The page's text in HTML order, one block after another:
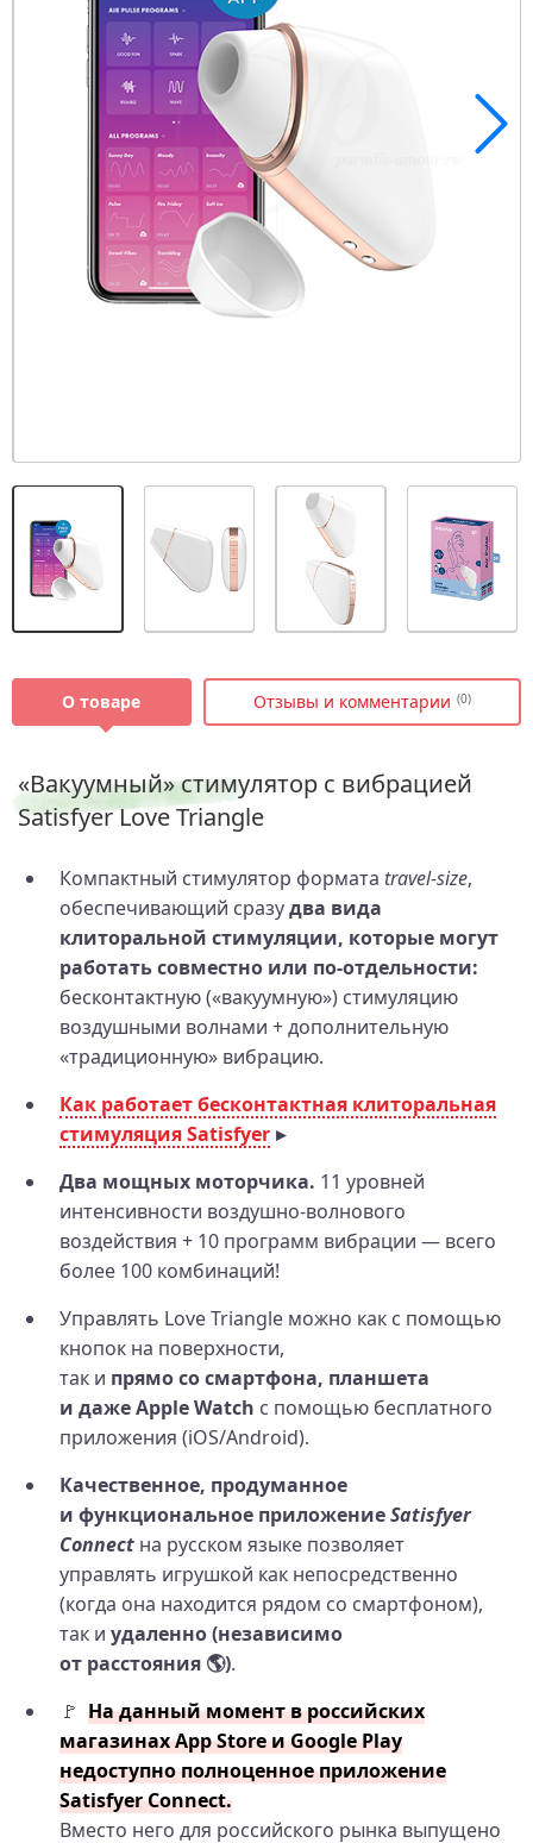
О товаре Отзывы и комментарии (0)
«Вакуумный» стимулятор с вибрацией
Satisfyer Love Triangle
Компактный стимулятор формата travel‑size,
обеспечивающий сразудва вида
клиторальной стимуляции, которые могут
работать совместно или по‑отдельности:
бесконтактную («вакуумную») стимуляцию
воздушными волнами + дополнительную
«традиционную» вибрацию.
Как работает бесконтактная клиторальная
стимуляция Satisfyer
Два мощных моторчика. 11 уровней
интенсивности воздушно‑волнового
воздействия + 10 программ вибрации — всего
более 100 комбинаций!
Управлять Love Triangle можно как с помощью
кнопок на поверхности,
так и прямо со смартфона, планшета
и даже Apple Watch с помощью бесплатного
приложения (iOS/Android).
Качественное, продуманное
и функциональное приложениеSatisfyer
Connect на русском языке позволяет
управлять игрушкой как непосредственно
(когда она находится рядом со смартфоном),
так и удаленно (независимо
от расстояния 🌎).
🚩 На данный момент в российских
магазинах App Store и Google Play
недоступно полноценное приложение
Satisfyer Connect.
Вместо него для российского рынка выпущено